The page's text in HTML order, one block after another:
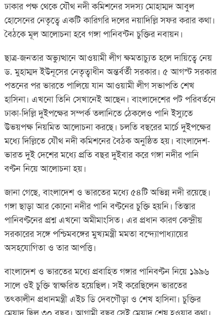
ঢাকার পক্ষ থেকে যৌথ নদী কমিশনের সদস্য মোহাম্মদ আবুল
হোসেনের নেতৃত্বে একটি কারিগরি দলের নয়াদিল্লি সফর করার কথা।
বৈঠকে মূল আলোচনা হবে গঙ্গা পানিবন্টন চুক্তির নবায়ন।
ছাত্র-জনতার অভ্যুত্থানে আওয়ামী লীগ ক্ষমতাচ্যুত হলে দায়িত্বে নেয়
ড. মুহাম্মদ ইউনূসের নেতৃত্বাধীন অন্তর্বর্তী সরকার। ৫ আগস্ট সরকার
পতনের পর ভারতে পালিয়ে যান আওয়ামী লীগ সভাপতি শেখ
হাসিনা। এখনো তিনি সেখানেই আছেন। বাংলাদেশের পট পরিবর্তনে
ঢাকা-দিল্লি দুইপক্ষের সম্পর্ক তলানিতে ঠেকলেও পানি ইস্যুতে
উভয়পক্ষ নিয়মিত আলোচনা করছে। চলতি বছরের মার্চে দুইপক্ষের
মধ্যে দিল্লিতে যৌথ নদী কমিশনের বৈঠক অনুষ্ঠিত হয়। বাংলাদেশ-
ভারত দুই দেশের মধ্যে প্রতি বছর দুইবার করে গঙ্গা নদীর পানি
বণ্টন নিয়ে আলোচনা হয়।
জানা গেছে, বাংলাদেশ ও ভারতের মধ্যে ৫৪টি অভিন্ন নদী রয়েছে।
গঙ্গা ছাড়া আর কোনো নদীর পানি বণ্টনের চুক্তি হয়নি। তিস্তার
পানিবণ্টনের প্রশ্ন এখনো অমীমাংসিত। এর প্রধান কারণ কেন্দ্রীয়
সরকারের সঙ্গে পশ্চিমবঙ্গের মুখ্যমন্ত্রী মমতা বন্দ্যোপাধ্যায়ের
অসহযোগিতা ও তার আপত্তি।
বাংলাদেশ ও ভারতের মধ্যে প্রবাহিত গঙ্গার পানিবণ্টন নিয়ে ১৯৯৬
সালে ওই চুক্তি স্বাক্ষরিত হয়েছিল। সই করেছিলেন ভারতের
তৎকালীন প্রধানমন্ত্রী এইচ ডি দেবগৌড়া ও শেখ হাসিনা। চুক্তির